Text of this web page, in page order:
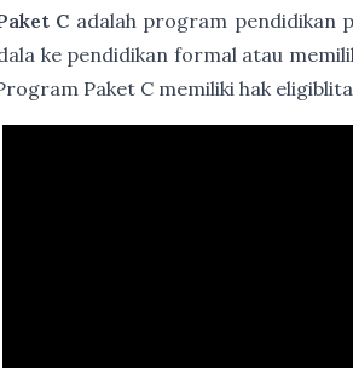
C adalah program pendidikan
ke pendidikan formal atau
Paket C memiliki hak